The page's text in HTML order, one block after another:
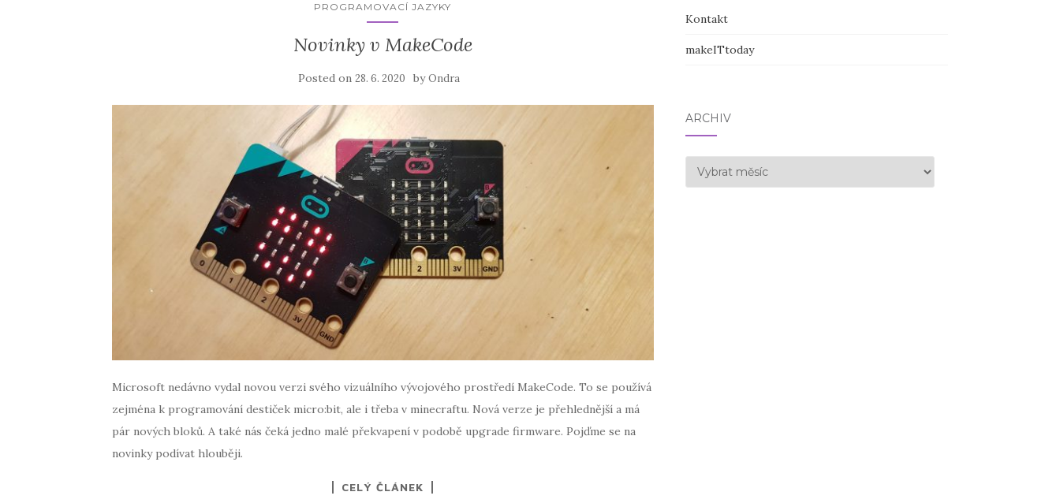
PROGRAMOVACÍ JAZYKY
Novinky v MakeCode
Posted on 28. 6. 2020 byOndra
Microsoft nedávno vydal novou verzi svého vizuálního vývojového prostředí MakeCode. To se používá
zejména k programování destiček micro:bit, ale i třeba v minecraftu. Nová verze je přehlednější a má
pár nových bloků. A také nás čeká jedno malé překvapení v podobě upgrade firmware. Pojďme se na
novinky podívat hlouběji.
CELÝ ČLÁNEK
Kontakt
makeITtoday
ARCHIV
Archiv